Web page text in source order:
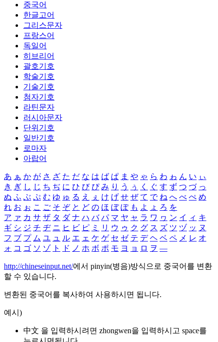
중국어
한글고어
그리스문자
프랑스어
독일어
히브리어
괄호기호
학술기호
기술기호
첨자기호
라틴문자
러시아문자
단위기호
일반기호
로마자
아랍어
あ ぁ か が さ ざ た だ な は ば ぱ ま や ゃ ら わ ゎ ん い ぃ
き ぎ し じ ち ぢ に ひ び ぴ み り う ぅ く ぐ す ず つ づ っ
ぬ ふ ぶ ぷ む ゆ ゅ る え ぇ け げ せ ぜ て で ね へ べ ぺ め
れ お ぉ こ ご そ ぞ と ど の ほ ぼ ぽ も よ ょ ろ を
ア ァ カ サ ザ タ ダ ナ ハ バ パ マ ヤ ャ ラ ワ ヮ ン イ ィ キ
ギ シ ジ チ ヂ ニ ヒ ビ ピ ミ リ ウ ゥ ク グ ス ズ ツ ヅ ッ ヌ
フ ブ プ ム ユ ュ ル エ ェ ケ ゲ セ ゼ テ デ ヘ ベ ペ メ レ オ
ォ コ ゴ ソ ゾ ト ド ノ ホ ボ ポ モ ヨ ョ ロ ヲ ―
http://chineseinput.net/에서 pinyin(병음)방식으로 중국어를 변환
할 수 있습니다.
변환된 중국어를 복사하여 사용하시면 됩니다.
예시)
中文 을 입력하시려면 zhongwen을 입력하시고 space를